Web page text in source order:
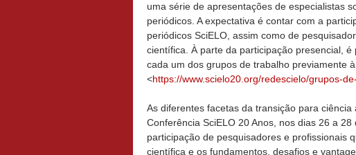
uma série de apresentações de especialistas
periódicos. A expectativa é contar com a
periódicos SciELO, assim como de
científica. À parte da participação presencial,
cada um dos grupos de trabalho previamente
<https://www.scielo20.org/redescielo/grupos-
As diferentes facetas da transição para
Conferência SciELO 20 Anos, nos dias 26 a
participação de pesquisadores e profissionais
científica e os fundamentos, desafios e